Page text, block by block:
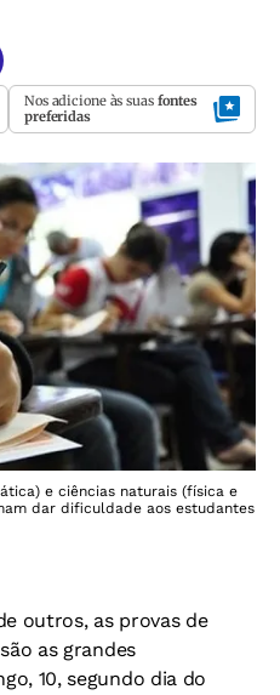
Nos adicione às suas fontes
preferidas
e ciências naturais (física e
dar dificuldade aos estudantes
outros, as provas de
as grandes
10, segundo dia do